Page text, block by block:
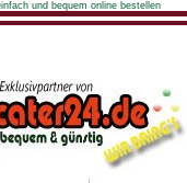
und bequem online bestellen